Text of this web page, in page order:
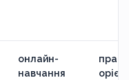
онлайн-
навчання